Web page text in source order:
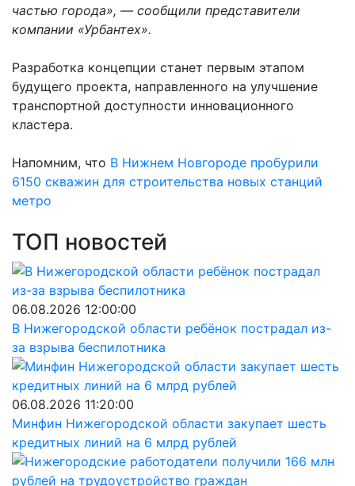
частью города», — сообщили представители
компании «Урбантех».
Разработка концепции станет первым этапом
будущего проекта, направленного на улучшение
транспортной доступности инновационного
кластера.
Напомним, что В Нижнем Новгороде пробурили
6150 скважин для строительства новых станций
метро
ТОП новостей
06.08.2026 12:00:00
В Нижегородской области ребёнок пострадал из-
за взрыва беспилотника
06.08.2026 11:20:00
Минфин Нижегородской области закупает шесть
кредитных линий на 6 млрд рублей